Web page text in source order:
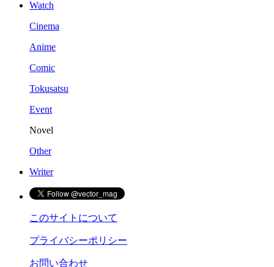
Watch
Cinema
Anime
Comic
Tokusatsu
Event
Novel
Other
Writer
このサイトについて
プライバシーポリシー
お問い合わせ